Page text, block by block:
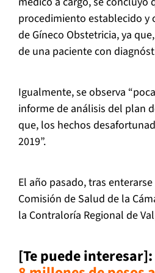
procedimiento establecido y
de Gíneco Obstetricia, ya
de una paciente con
Igualmente, se observa
informe de análisis del plan
que, los hechos
2019”.
El año pasado, tras
Comisión de Salud de la
la Contraloría Regional de
[Te puede interesar]: